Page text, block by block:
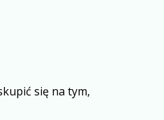
się na tym,